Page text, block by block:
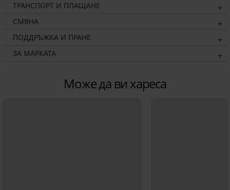
ТРАНСПОРТ И ПЛАЩАНЕ
СМЯНА
ПОДДРЪЖКА И ПРАНЕ
ЗА МАРКАТА
Може да ви хареса